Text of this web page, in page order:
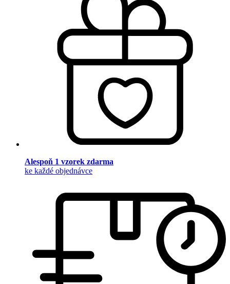
Alespoň 1 vzorek zdarma
ke každé objednávce